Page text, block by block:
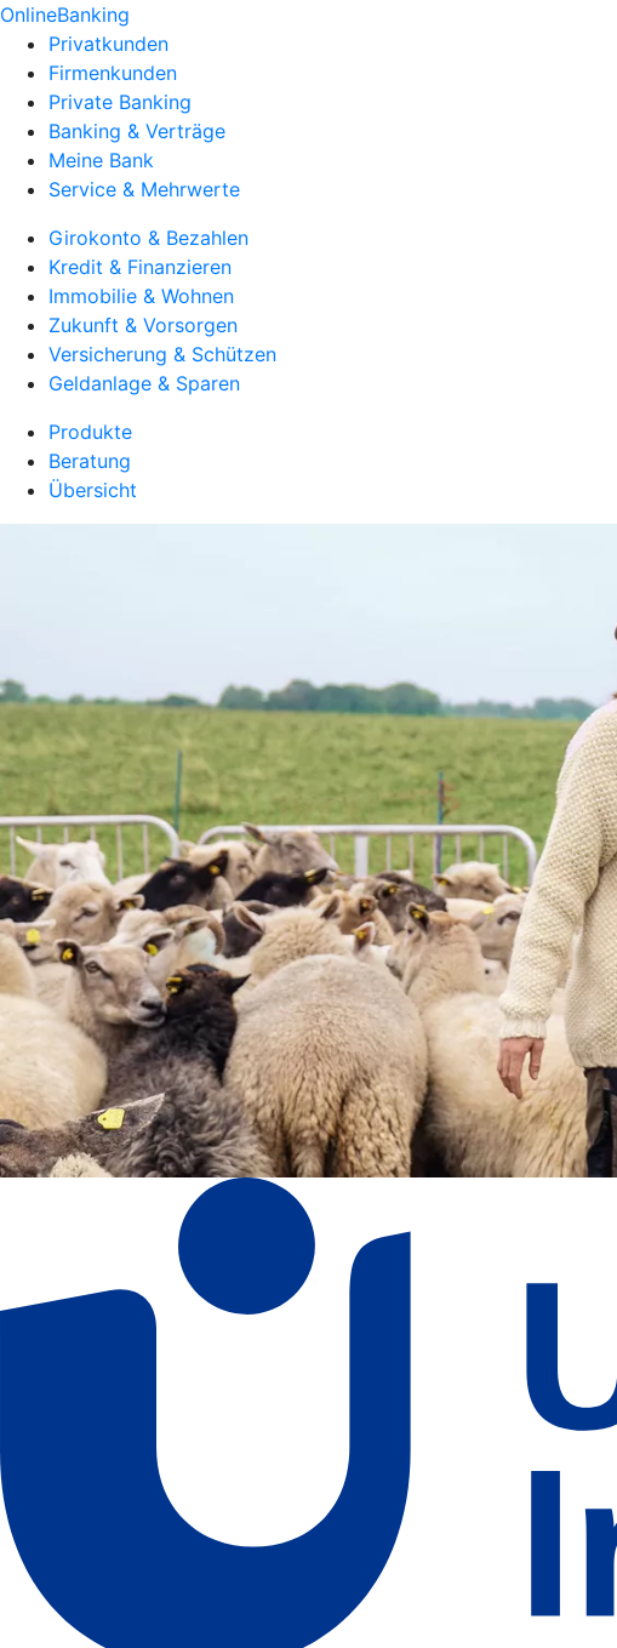
OnlineBanking
Privatkunden
Firmenkunden
Private Banking
Banking & Verträge
Meine Bank
Service & Mehrwerte
Girokonto & Bezahlen
Kredit & Finanzieren
Immobilie & Wohnen
Zukunft & Vorsorgen
Versicherung & Schützen
Geldanlage & Sparen
Produkte
Beratung
Übersicht